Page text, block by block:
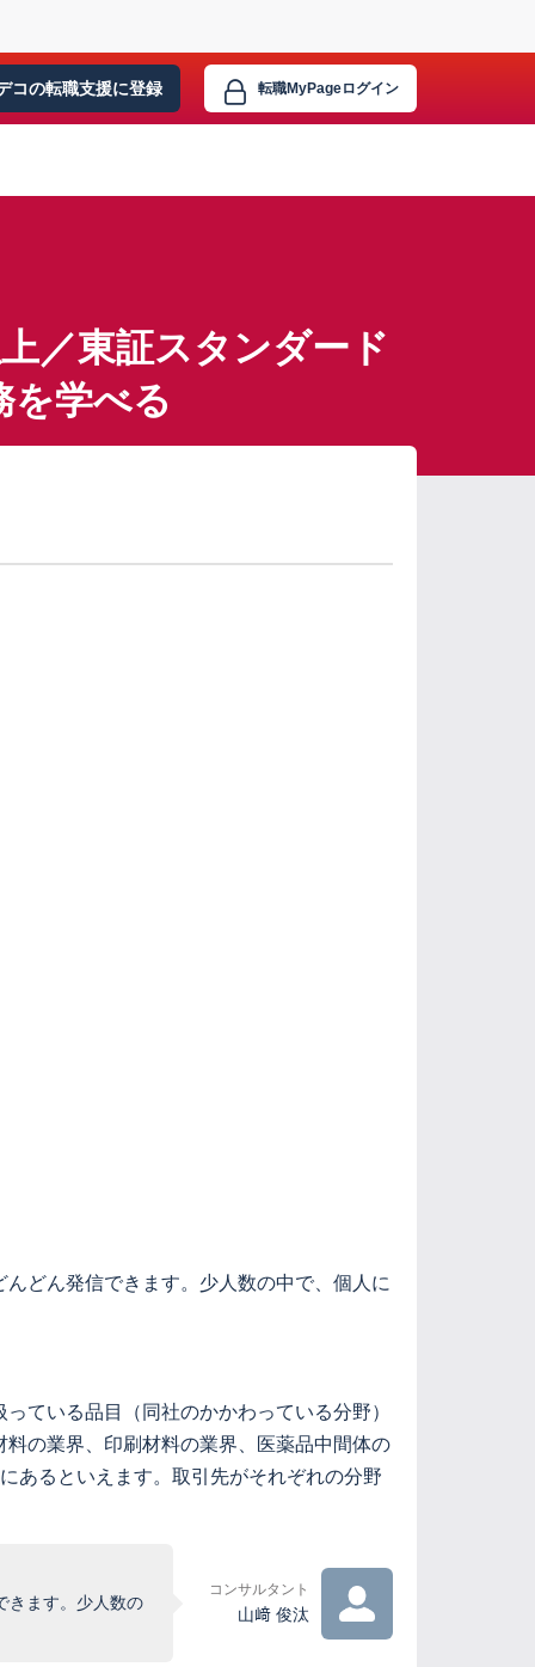
コの転職支援に登録 転職MyPageログイン
／東証スタンダード
を学べる
どん発信できます。少人数の中で、個人に
ている品目（同社のかかわっている分野）
の業界、印刷材料の業界、医薬品中間体の
あるといえます。取引先がそれぞれの分野
きます。少人数の
コンサルタント
山﨑 俊汰